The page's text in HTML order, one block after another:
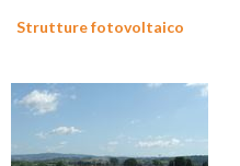
Strutture fotovoltaico